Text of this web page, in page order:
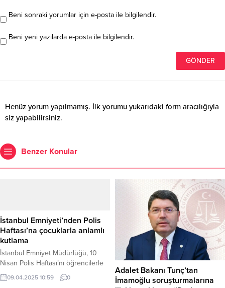
Beni sonraki yorumlar için e-posta ile bilgilendir.
Beni yeni yazılarda e-posta ile bilgilendir.
Henüz yorum yapılmamış. İlk yorumu yukarıdaki form aracılığıyla
siz yapabilirsiniz.
Benzer Konular
İstanbul Emniyeti’nden Polis
Haftası’na çocuklarla anlamlı
kutlama
İstanbul Emniyet Müdürlüğü, 10
Nisan Polis Haftası’nı öğrencilerle
birlikte coşkuyla kutlayarak
geleceğe umut aşıladı. İstanbul
09.04.2025 10:59 0
Adalet Bakanı Tunç’tan
İmamoğlu soruşturmalarına